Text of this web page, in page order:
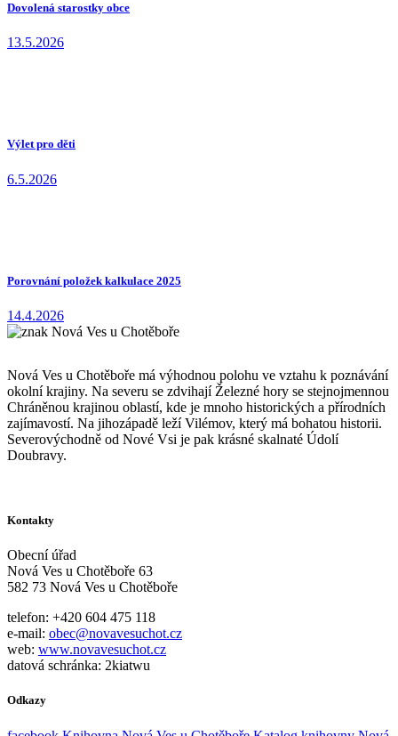
Dovolená starostky obce
13.5.2026
Výlet pro děti
6.5.2026
Porovnání položek kalkulace 2025
14.4.2026
Nová Ves u Chotěboře má výhodnou polohu ve vztahu k poznávání
okolní krajiny. Na severu se zdvihají Železné hory se stejnojmennou
Chráněnou krajinou oblastí, kde je mnoho historických a přírodních
zajímavostí. Na jihozápadě leží Vilémov, který má bohatou historii.
Severovýchodně od Nové Vsi je pak krásné skalnaté Údolí
Doubravy.
Kontakty
Obecní úřad
Nová Ves u Chotěboře 63
582 73 Nová Ves u Chotěboře
telefon: +420 604 475 118
e-mail: obec@novavesuchot.cz
web: www.novavesuchot.cz
datová schránka: 2kiatwu
Odkazy